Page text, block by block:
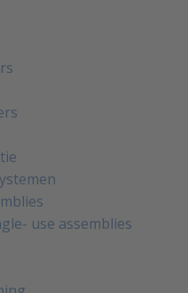
use assemblies